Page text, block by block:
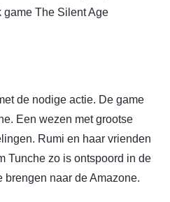
game The Silent Age
de nodige actie. De game
Een wezen met grootse
Rumi en haar vrienden
Tunche zo is ontspoord in de
brengen naar de Amazone.